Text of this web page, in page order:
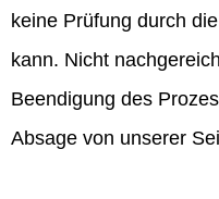
keine Prüfung durch
kann. Nicht
Beendigung des
Absage von unserer